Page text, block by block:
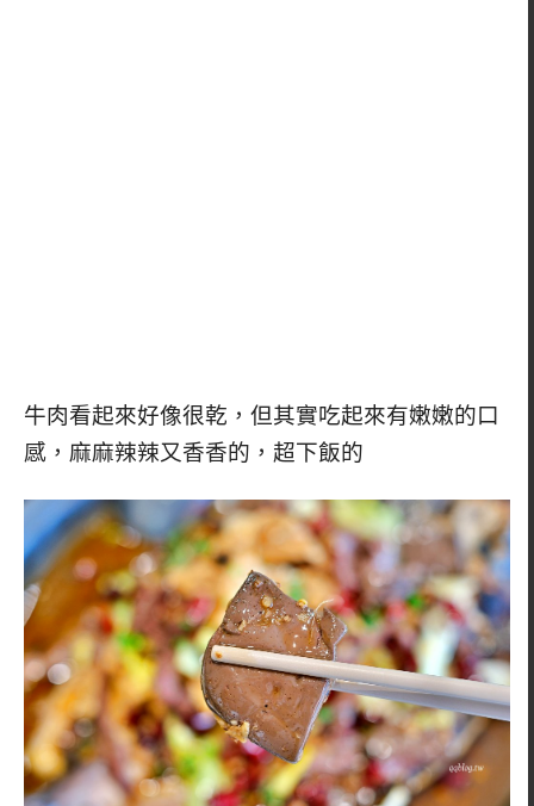
牛肉看起來好像很乾，但其實吃起來有嫩嫩的口
感，麻麻辣辣又香香的，超下飯的